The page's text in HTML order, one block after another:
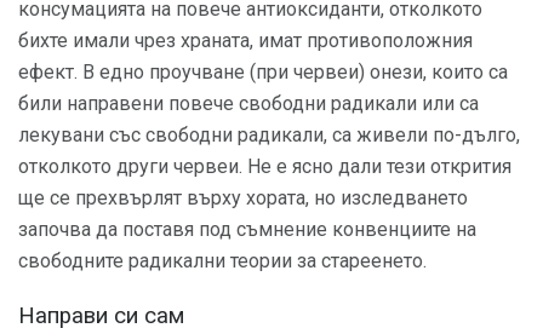
консумацията на повече антиоксиданти, отколкото
бихте имали чрез храната, имат противоположния
ефект. В едно проучване (при червеи) онези, които са
били направени повече свободни радикали или са
лекувани със свободни радикали, са живели по-дълго,
отколкото други червеи. Не е ясно дали тези открития
ще се прехвърлят върху хората, но изследването
започва да поставя под съмнение конвенциите на
свободните радикални теории за стареенето.
Направи си сам